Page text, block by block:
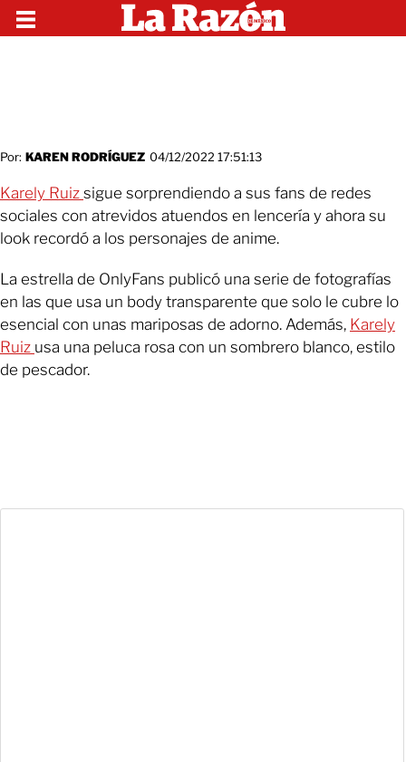
Por: KAREN RODRÍGUEZ 04/12/2022 17:51:13
Karely Ruiz sigue sorprendiendo a sus fans de redes
sociales con atrevidos atuendos en lencería y ahora su
look recordó a los personajes de anime.
La estrella de OnlyFans publicó una serie de fotografías
en las que usa un body transparente que solo le cubre lo
esencial con unas mariposas de adorno. Además, Karely
Ruiz usa una peluca rosa con un sombrero blanco, estilo
de pescador.